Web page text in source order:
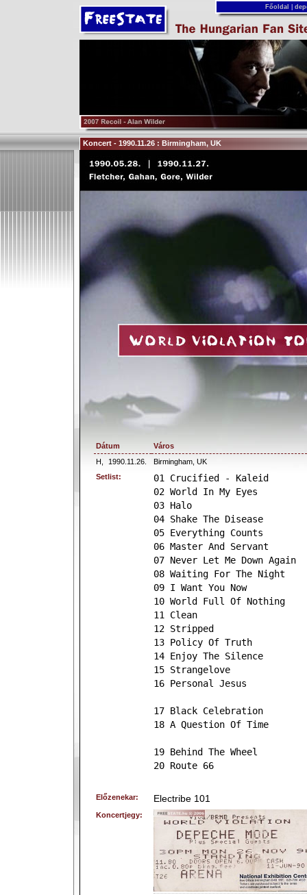
Főoldal
Koncert - 1990.11.26 : Birmingham, UK
Dátum
Város
H,
1990.11.26.
Birmingham, UK
Setlist:
01 Crucified - Kaleid
02 World In My Eyes
03 Halo
04 Shake The Disease
05 Everything Counts
06 Master And Servant
07 Never Let Me Down Again
08 Waiting For The Night
09 I Want You Now
10 World Full Of Nothing
11 Clean
12 Stripped
13 Policy Of Truth
14 Enjoy The Silence
15 Strangelove
16 Personal Jesus
17 Black Celebration
18 A Question Of Time
19 Behind The Wheel
20 Route 66
Előzenekar: Electribe 101
Koncertjegy: